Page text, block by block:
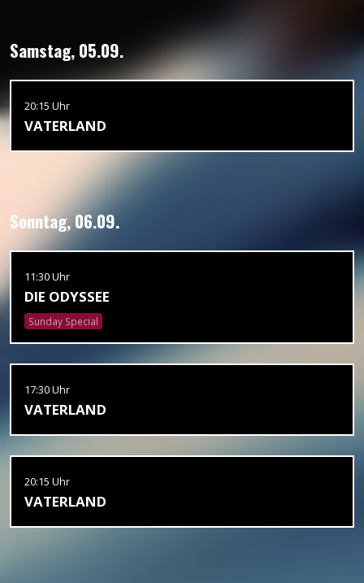
Samstag, 05.09.
20:15 Uhr
VATERLAND
Sonntag, 06.09.
11:30 Uhr
DIE ODYSSEE
Sunday Special
17:30 Uhr
VATERLAND
20:15 Uhr
VATERLAND